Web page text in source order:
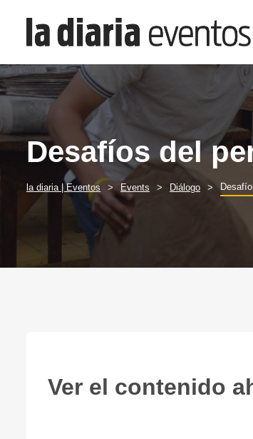
Desafíos del
la diaria | Eventos Events Diálogo
Ver el contenido